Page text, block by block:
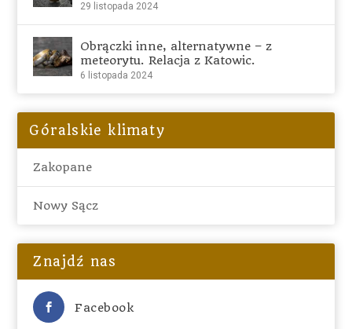
29 listopada 2024
Obrączki inne, alternatywne – z
meteorytu. Relacja z Katowic.
6 listopada 2024
Góralskie klimaty
Zakopane
Nowy Sącz
Znajdź nas
Facebook